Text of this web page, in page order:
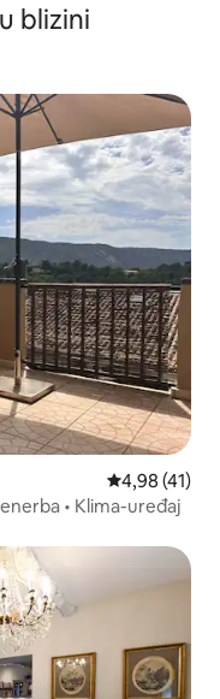
blizini
Prosečna
4,98 (41)
• Klima-uređaj